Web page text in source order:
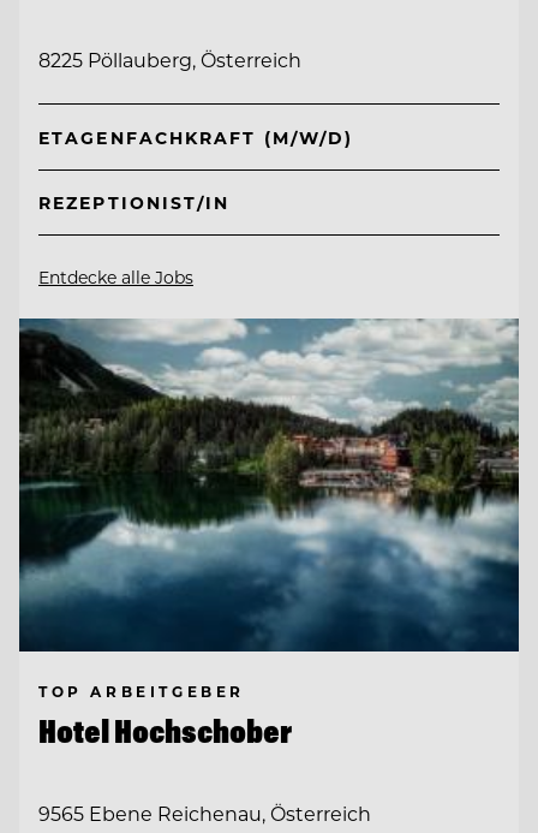
8225 Pöllauberg, Österreich
ETAGENFACHKRAFT (M/W/D)
REZEPTIONIST/IN
Entdecke alle Jobs
TOP ARBEITGEBER
Hotel Hochschober
9565 Ebene Reichenau, Österreich